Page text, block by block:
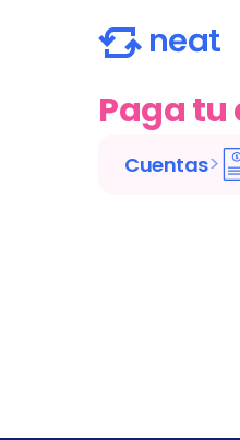
Paga tu
Cuentas>